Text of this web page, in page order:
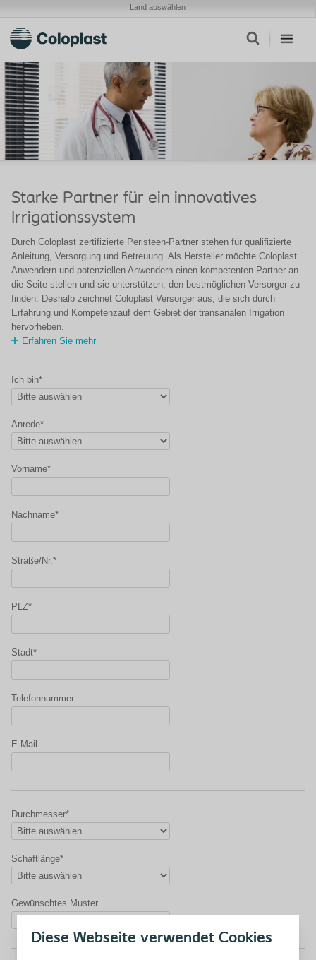
Diese Webseite verwendet Cookies
Land auswählen
Starke Partner für ein innovatives
Irrigationssystem
Durch Coloplast zertifizierte Peristeen-Partner stehen für qualifizierte
Anleitung, Versorgung und Betreuung. Als Hersteller möchte Coloplast
Anwendern und potenziellen Anwendern einen kompetenten Partner an
die Seite stellen und sie unterstützen, den bestmöglichen Versorger zu
finden. Deshalb zeichnet Coloplast Versorger aus, die sich durch
Erfahrung und Kompetenzauf dem Gebiet der transanalen Irrigation
hervorheben.
Erfahren Sie mehr
Ich bin*
Anrede*
Vorname*
Nachname*
Straße/Nr.*
PLZ*
Stadt*
Telefonnummer
E-Mail
Durchmesser*
Schaftlänge*
Gewünschtes Muster